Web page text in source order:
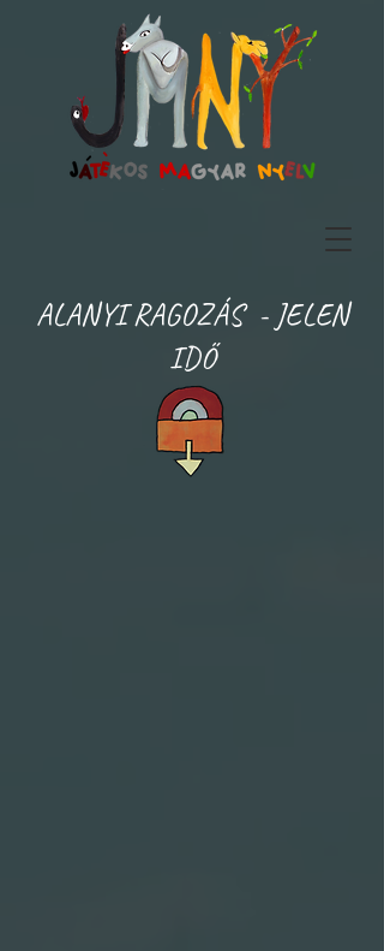
ALANYI RAGOZÁS - JELEN
IDŐ